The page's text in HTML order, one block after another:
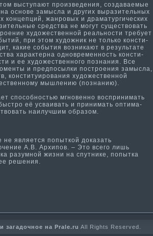
выступают произведения, создаваемые
основе замысла и других выразительных
концепций, жанровых и драма­тургических
средства не могут существовать
художественной реальности­ требует
при этом художник не только консти­
какие событи­я возникают в результате
характерна одновременность консти­
и ее художественного познания. Все
и предпосылки построения замысла,
консти­туирования художественной
мышлению (познанию).
способностью мгновенно воспринима­ть
её усваивать и принима­ть опти­ма­
наилучшим образом.
является попыткой доказать
А.В. Архипов. – Это всего лишь
разумной жизни на спутнике, попытка
решения.
загадочное на Prale.ru All Rights Reserved.